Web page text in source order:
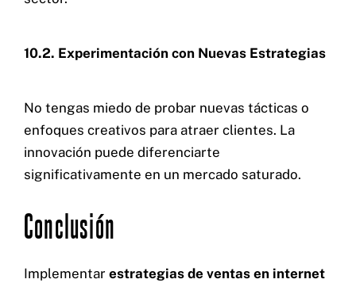
10.2. Experimentación con Nuevas Estrategias
No tengas miedo de probar nuevas tácticas o
enfoques creativos para atraer clientes. La
innovación puede diferenciarte
significativamente en un mercado saturado.
Conclusión
Implementar estrategias de ventas en internet